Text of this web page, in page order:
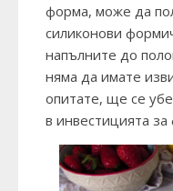
форма, може да
силиконови
напълните до
няма да имате
опитате, ще се
в инвестицията